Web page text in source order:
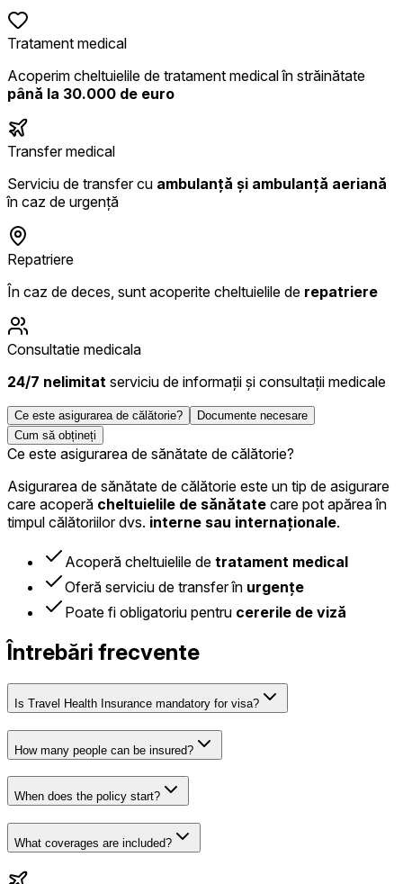
Tratament medical
Acoperim cheltuielile de tratament medical în străinătate
până la 30.000 de euro
Transfer medical
Serviciu de transfer cu ambulanță și ambulanță aeriană
în caz de urgență
Repatriere
În caz de deces, sunt acoperite cheltuielile de repatriere
Consultatie medicala
24/7 nelimitat serviciu de informații și consultații medicale
Ce este asigurarea de călătorie?
Documente necesare
Cum să obțineți
Ce este asigurarea de sănătate de călătorie?
Asigurarea de sănătate de călătorie este un tip de asigurare
care acoperă cheltuielile de sănătate care pot apărea în
timpul călătoriilor dvs. interne sau internaționale.
Acoperă cheltuielile de tratament medical
Oferă serviciu de transfer în urgențe
Poate fi obligatoriu pentru cererile de viză
Întrebări frecvente
Is Travel Health Insurance mandatory for visa?
How many people can be insured?
When does the policy start?
What coverages are included?